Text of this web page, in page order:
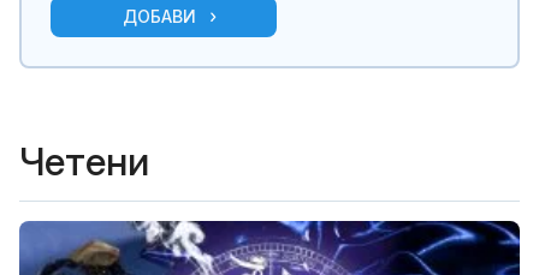
ДОБАВИ
Четени